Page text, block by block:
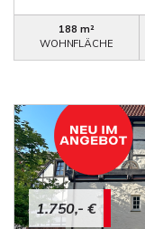
188 m²
WOHNFLÄCHE
1.750,- €